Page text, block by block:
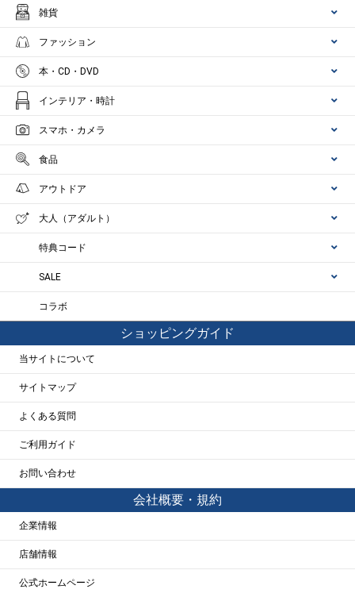
雑貨
ファッション
本・CD・DVD
インテリア・時計
スマホ・カメラ
食品
アウトドア
大人（アダルト）
特典コード
SALE
コラボ
ショッピングガイド
当サイトについて
サイトマップ
よくある質問
ご利用ガイド
お問い合わせ
会社概要・規約
企業情報
店舗情報
公式ホームページ